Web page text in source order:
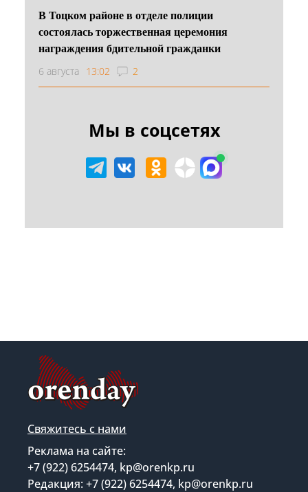
В Тоцком районе в отделе полиции
состоялась торжественная церемония
награждения бдительной гражданки
6 августа 13:02 2
Мы в соцсетях
Свяжитесь с нами
Реклама на сайте:
+7 (922) 6254474, kp@orenkp.ru
Редакция: +7 (922) 6254474, kp@orenkp.ru